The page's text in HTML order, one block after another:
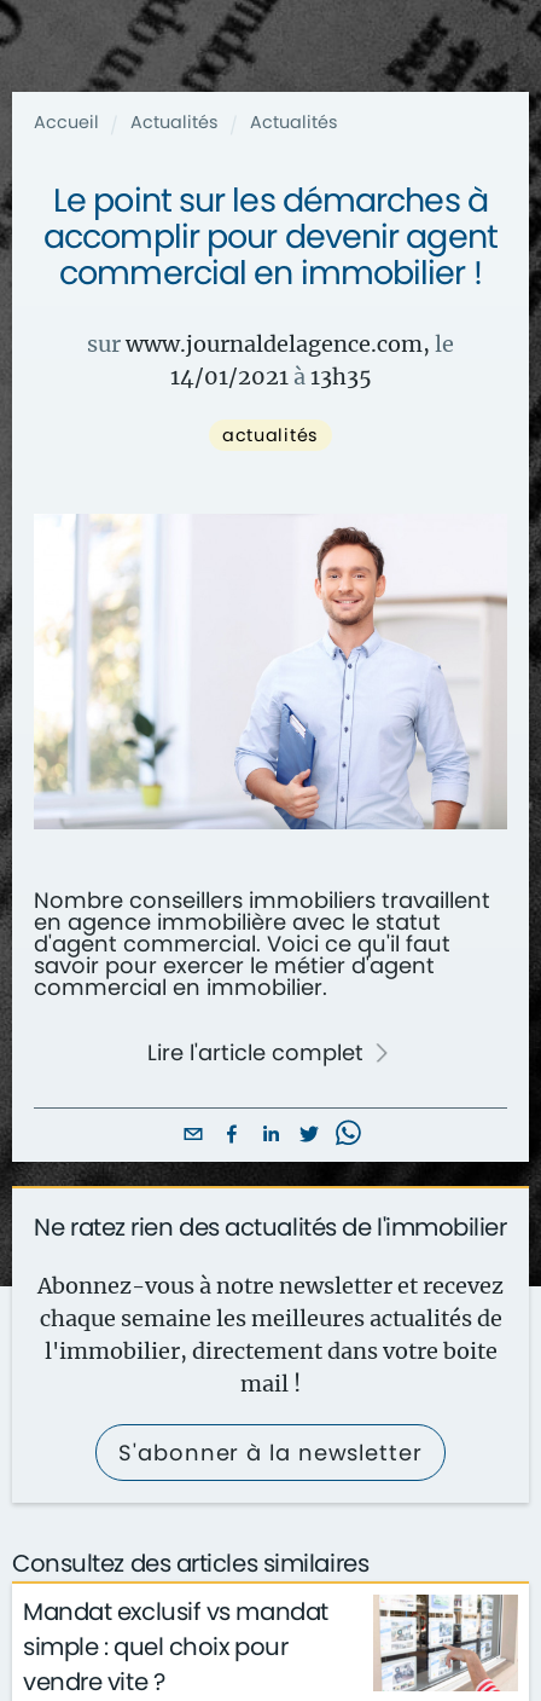
Accueil Actualités Actualités
Le point sur les démarches à
accomplir pour devenir agent
commercial en immobilier !
surwww.journaldelagence.com, le
14/01/2021 à13h35
actualités
Nombre conseillers immobiliers travaillent
en agence immobilière avec le statut
d'agent commercial. Voici ce qu'il faut
savoir pour exercer le métier d'agent
commercial en immobilier.
Lire l'article complet
Ne ratez rien des actualités de l'immobilier
Abonnez-vous à notre newsletter et recevez
chaque semaine les meilleures actualités de
l'immobilier, directement dans votre boite
mail !
S'abonner à la newsletter
Consultez des articles similaires
Mandat exclusif vs mandat
simple : quel choix pour
vendre vite ?